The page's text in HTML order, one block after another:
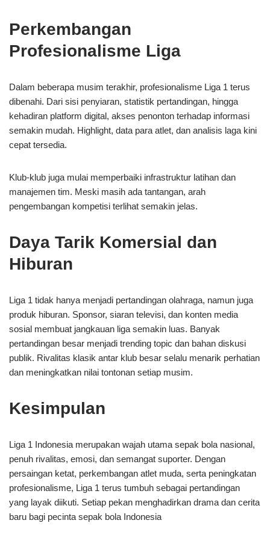
Perkembangan
Profesionalisme Liga
Dalam beberapa musim terakhir, profesionalisme Liga 1 terus
dibenahi. Dari sisi penyiaran, statistik pertandingan, hingga
kehadiran platform digital, akses penonton terhadap informasi
semakin mudah. Highlight, data para atlet, dan analisis laga kini
cepat tersedia.
Klub-klub juga mulai memperbaiki infrastruktur latihan dan
manajemen tim. Meski masih ada tantangan, arah
pengembangan kompetisi terlihat semakin jelas.
Daya Tarik Komersial dan
Hiburan
Liga 1 tidak hanya menjadi pertandingan olahraga, namun juga
produk hiburan. Sponsor, siaran televisi, dan konten media
sosial membuat jangkauan liga semakin luas. Banyak
pertandingan besar menjadi trending topic dan bahan diskusi
publik. Rivalitas klasik antar klub besar selalu menarik perhatian
dan meningkatkan nilai tontonan setiap musim.
Kesimpulan
Liga 1 Indonesia merupakan wajah utama sepak bola nasional,
penuh rivalitas, emosi, dan semangat suporter. Dengan
persaingan ketat, perkembangan atlet muda, serta peningkatan
profesionalisme, Liga 1 terus tumbuh sebagai pertandingan
yang layak diikuti. Setiap pekan menghadirkan drama dan cerita
baru bagi pecinta sepak bola Indonesia